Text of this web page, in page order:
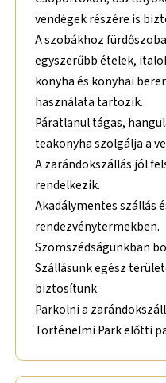
vendégek részére is
A szobákhoz
egyszerűbb ételek,
konyha és konyhai
használata tartozik.
Páratlanul tágas,
teakonyha szolgálja a
A zarándokszállás jól
rendelkezik.
Akadálymentes szállás
rendezvénytermekben.
Szomszédságunkban
Szállásunk egész
biztosítunk.
Parkolni a
Történelmi Park előtti